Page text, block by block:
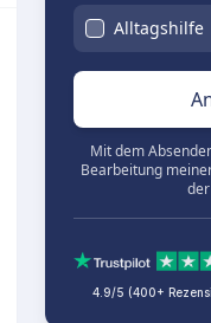
Alltagshilfe
Mit dem
Bearbeitung
der
4.9/5 (400+